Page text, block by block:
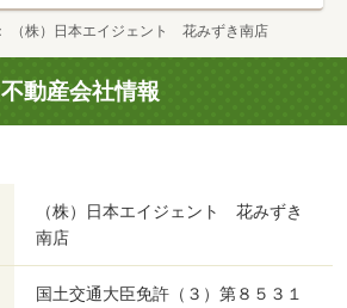
（株）日本エイジェント 花みずき南店
不動産会社情報
（株）日本エイジェント 花みずき
南店
国土交通大臣免許（３）第８５３１